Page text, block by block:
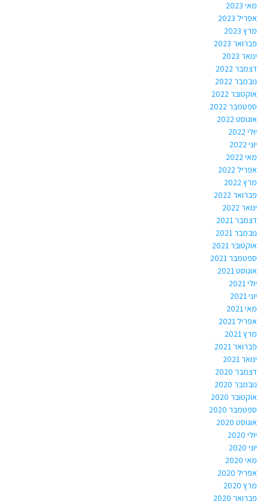
מאי 2023
אפריל 2023
מרץ 2023
פברואר 2023
ינואר 2023
דצמבר 2022
נובמבר 2022
אוקטובר 2022
ספטמבר 2022
אוגוסט 2022
יולי 2022
יוני 2022
מאי 2022
אפריל 2022
מרץ 2022
פברואר 2022
ינואר 2022
דצמבר 2021
נובמבר 2021
אוקטובר 2021
ספטמבר 2021
אוגוסט 2021
יולי 2021
יוני 2021
מאי 2021
אפריל 2021
מרץ 2021
פברואר 2021
ינואר 2021
דצמבר 2020
נובמבר 2020
אוקטובר 2020
ספטמבר 2020
אוגוסט 2020
יולי 2020
יוני 2020
מאי 2020
אפריל 2020
מרץ 2020
פברואר 2020